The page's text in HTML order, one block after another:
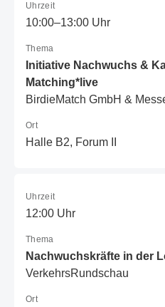
Uhrzeit
10:00–13:00 Uhr
Thema
Initiative Nachwuchs &
Matching*live
BirdieMatch GmbH &
Ort
Halle B2, Forum II
Uhrzeit
12:00 Uhr
Thema
Nachwuchskräfte in der
VerkehrsRundschau
Ort